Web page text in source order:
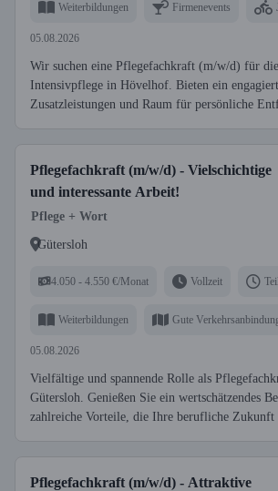
Weiterbildungen Firmenevents
05.08.2026
Wir suchen eine Pflegefachkraft (m/w/d) für
Intensivpflege in Hövelhof. Bieten ein
Zusatzleistungen und Raum für persönliche
Pflegefachkraft (m/w/d) - Vielschichtige
und interessante Arbeit!
Pflege + Wort
Gütersloh
4.050 - 4.550 €/Monat Vollzeit
Weiterbildungen Gute
05.08.2026
Vielfältige und spannende Rolle als
Gütersloh. Genießen Sie ein wertschätzendes
zahlreiche Vorteile, die Ihre berufliche Zukunft
Pflegefachkraft (m/w/d) - Attraktive